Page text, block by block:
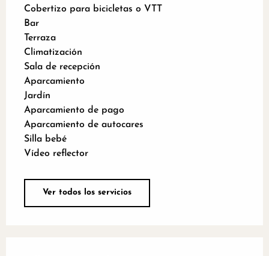
Cobertizo para bicicletas o VTT
Bar
Terraza
Climatización
Sala de recepción
Aparcamiento
Jardín
Aparcamiento de pago
Aparcamiento de autocares
Silla bebé
Vídeo reflector
Ver todos los servicios